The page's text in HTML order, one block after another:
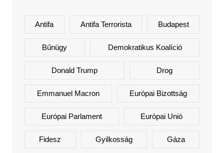
Antifa Antifa Terrorista Budapest
Bűnügy Demokratikus Koalíció
Donald Trump Drog
Emmanuel Macron Európai Bizottság
Európai Parlament Európai Unió
Fidesz Gyilkosság Gáza